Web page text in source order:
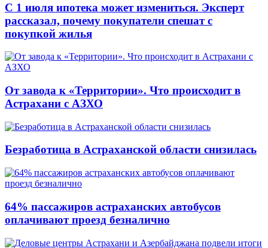
С 1 июля ипотека может измениться. Эксперт
рассказал, почему покупатели спешат с
покупкой жилья
От завода к «Территории». Что происходит в
Астрахани с АЗХО
Безработица в Астраханской области снизилась
64% пассажиров астраханских автобусов
оплачивают проезд безналично